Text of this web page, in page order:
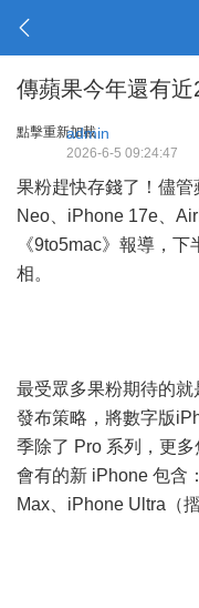
傳蘋果今年還有
點擊重新加載
admin
2026-6-5 09:24:47
果粉趕快存錢了！儘
Neo、iPhone 17e、
《9to5mac》報導，
相。
最受眾多果粉期待的
發布策略，將數字版
季除了 Pro 系列，更
會有的新 iPhone 包含
Max、iPhone Ultra（